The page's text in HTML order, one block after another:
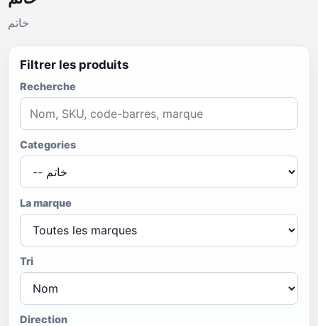
خاتم
Filtrer les produits
Recherche
Categories
La marque
Tri
Direction